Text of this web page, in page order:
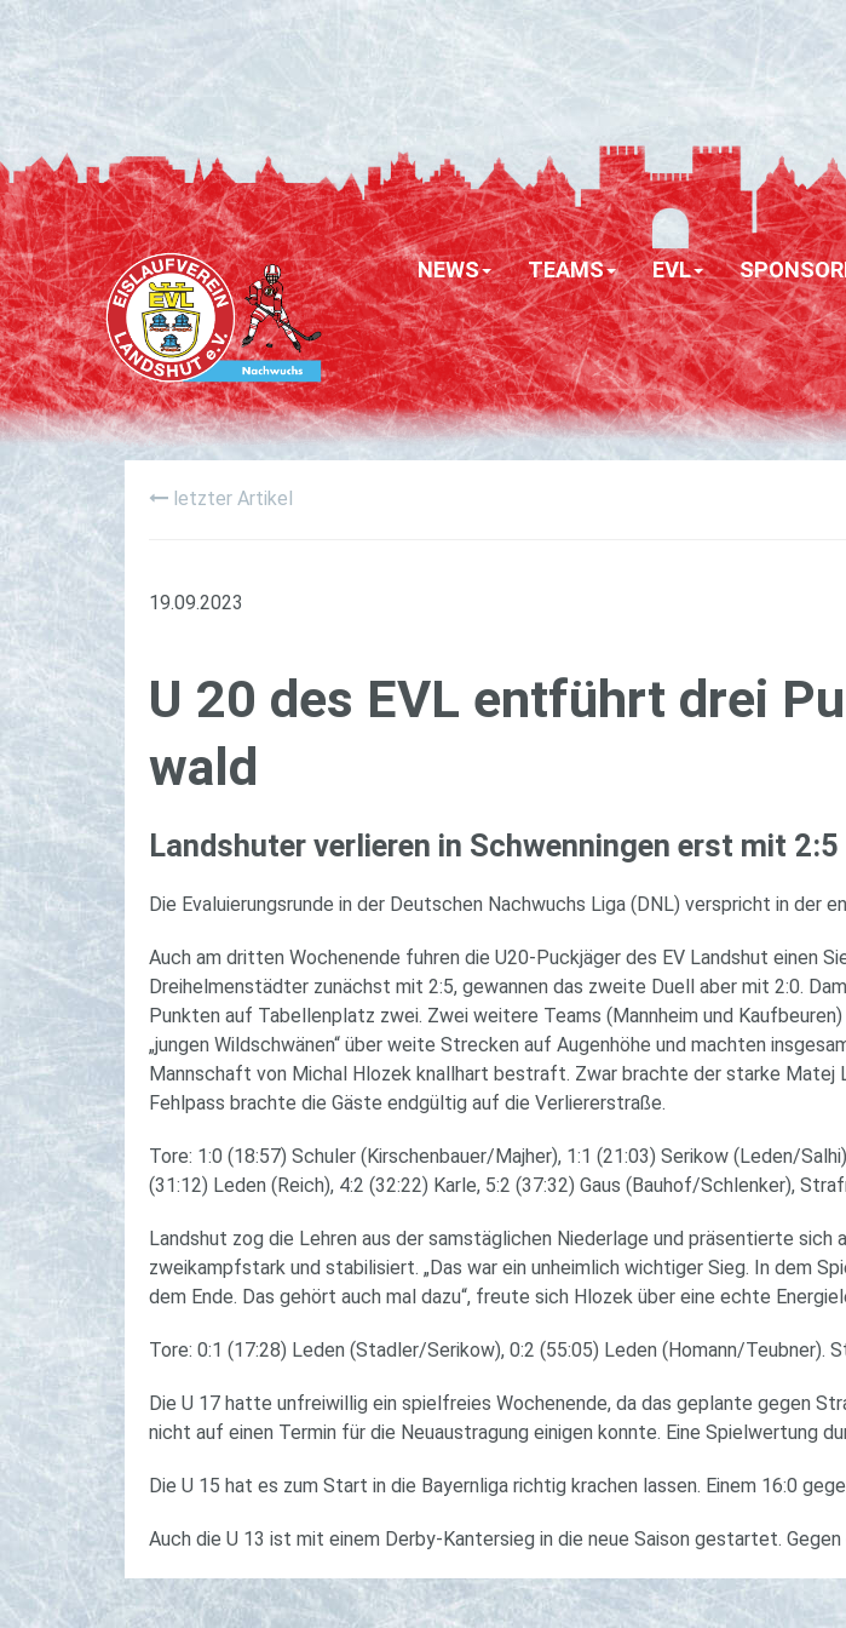
NEWS TEAMS EVL
letzter Artikel
19.09.2023
U 20 des EVL ent­führt drei
wald
Lands­hu­ter ver­lie­ren in Schwen­nin­gen erst mit
Die Evaluierungsrunde in der Deutschen Nachwuchs Liga (DNL) verspricht in der
Auch am dritten Wochenende fuhren die U20-Puckjäger des EV Landshut einen
Dreihelmenstädter zunächst mit 2:5, gewannen das zweite Duell aber mit 2:0.
Punkten auf Tabellenplatz zwei. Zwei weitere Teams (Mannheim und
„jungen Wildschwänen“ über weite Strecken auf Augenhöhe und machten
Mannschaft von Michal Hlozek knallhart bestraft. Zwar brachte der starke Matej
Fehlpass brachte die Gäste endgültig auf die Verliererstraße.
Tore: 1:0 (18:57) Schuler (Kirschenbauer/Majher), 1:1 (21:03) Serikow (Leden/
(31:12) Leden (Reich), 4:2 (32:22) Karle, 5:2 (37:32) Gaus (Bauhof/Schlenker),
Landshut zog die Lehren aus der samstäglichen Niederlage und präsentierte
zweikampfstark und stabilisiert. „Das war ein unheimlich wichtiger Sieg. In dem
dem Ende. Das gehört auch mal dazu“, freute sich Hlozek über eine echte
Tore: 0:1 (17:28) Leden (Stadler/Serikow), 0:2 (55:05) Leden (Homann/Teubner).
Die U 17 hatte unfreiwillig ein spielfreies Wochenende, da das geplante gegen
nicht auf einen Termin für die Neuaustragung einigen konnte. Eine Spielwertung
Die U 15 hat es zum Start in die Bayernliga richtig krachen lassen. Einem 16:0
Auch die U 13 ist mit einem Derby-Kantersieg in die neue Saison gestartet.